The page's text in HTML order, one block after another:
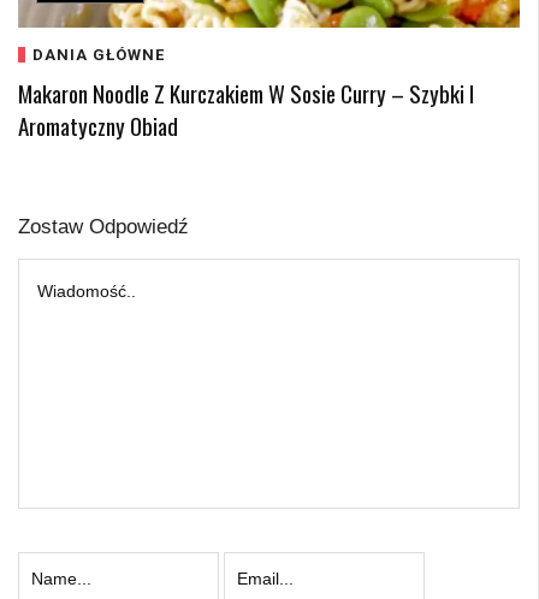
DANIA GŁÓWNE
Makaron Noodle Z Kurczakiem W Sosie Curry – Szybki I
Aromatyczny Obiad
Zostaw Odpowiedź